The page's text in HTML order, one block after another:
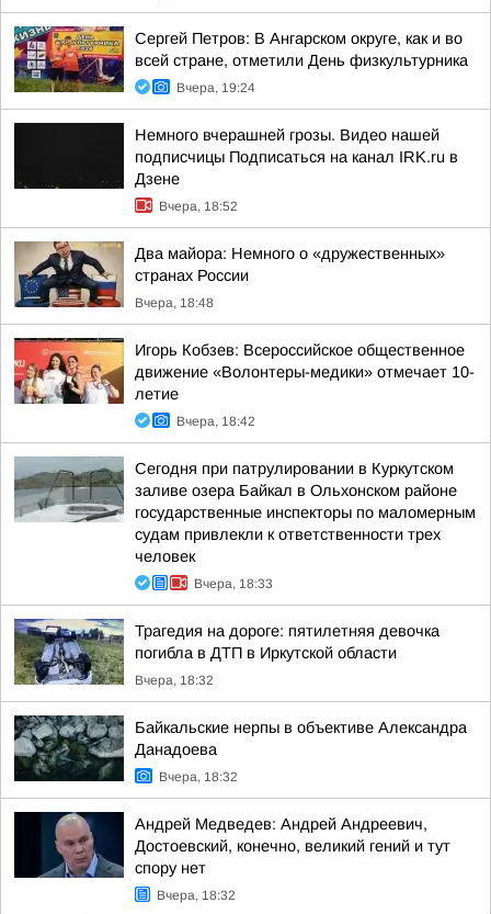
Сергей Петров: В Ангарском округе, как и во
всей стране, отметили День физкультурника
Вчера, 19:24
Немного вчерашней грозы. Видео нашей
подписчицы Подписаться на канал IRK.ru в
Дзене
Вчера, 18:52
Два майора: Немного о «дружественных»
странах России
Вчера, 18:48
Игорь Кобзев: Всероссийское общественное
движение «Волонтеры-медики» отмечает 10-
летие
Вчера, 18:42
Сегодня при патрулировании в Куркутском
заливе озера Байкал в Ольхонском районе
государственные инспекторы по маломерным
судам привлекли к ответственности трех
человек
Вчера, 18:33
Трагедия на дороге: пятилетняя девочка
погибла в ДТП в Иркутской области
Вчера, 18:32
Байкальские нерпы в объективе Александра
Данадоева
Вчера, 18:32
Андрей Медведев: Андрей Андреевич,
Достоевский, конечно, великий гений и тут
спору нет
Вчера, 18:32